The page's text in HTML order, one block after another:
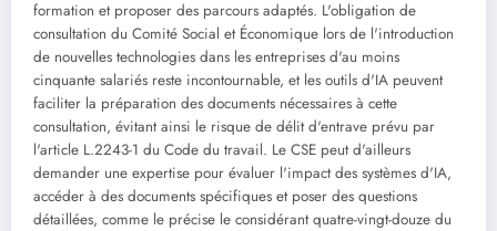
formation et proposer des parcours adaptés. L'obligation de
consultation du Comité Social et Économique lors de l'introduction
de nouvelles technologies dans les entreprises d'au moins
cinquante salariés reste incontournable, et les outils d'IA peuvent
faciliter la préparation des documents nécessaires à cette
consultation, évitant ainsi le risque de délit d'entrave prévu par
l'article L.2243-1 du Code du travail. Le CSE peut d'ailleurs
demander une expertise pour évaluer l'impact des systèmes d'IA,
accéder à des documents spécifiques et poser des questions
détaillées, comme le précise le considérant quatre-vingt-douze du